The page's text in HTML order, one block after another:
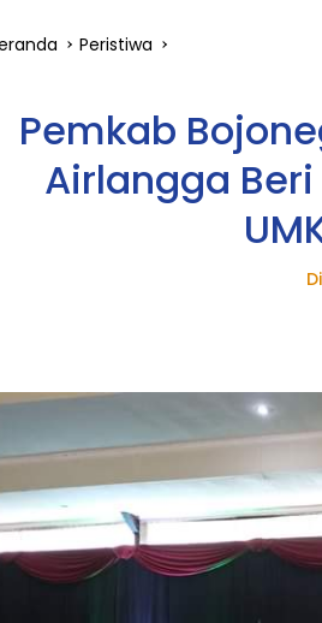
Peristiwa
Pemkab
Airlangga Beri